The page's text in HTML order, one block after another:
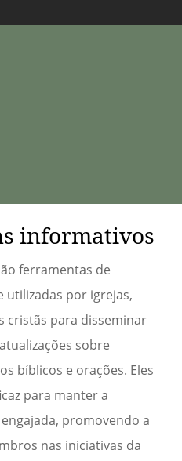
informativos
ferramentas de
utilizadas por igrejas,
cristãs para disseminar
sobre
bíblicos e orações. Eles
para manter a
promovendo a
nas iniciativas da